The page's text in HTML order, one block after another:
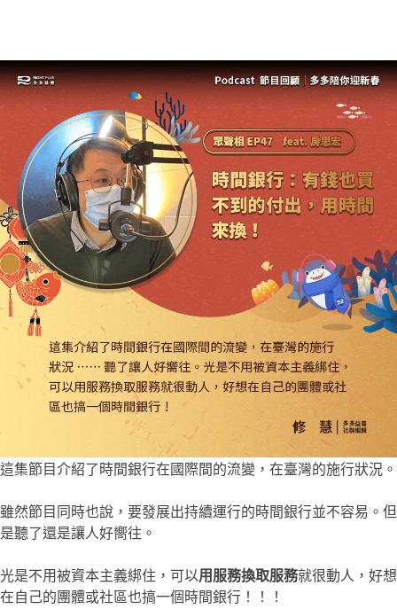
這集節目介紹了時間銀行在國際間的流變，在臺灣的施行狀況。
雖然節目同時也說，要發展出持續運行的時間銀行並不容易。但
是聽了還是讓人好嚮往。
光是不用被資本主義綁住，可以用服務換取服務就很動人，好想
在自己的團體或社區也搞一個時間銀行！！！